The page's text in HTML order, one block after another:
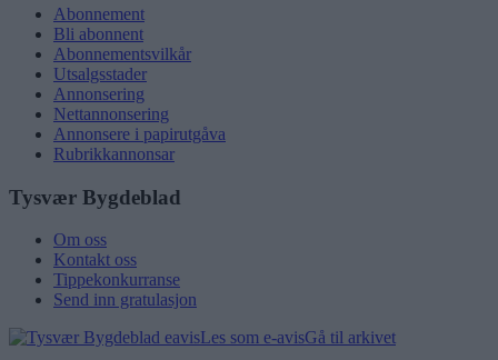
Abonnement
Bli abonnent
Abonnementsvilkår
Utsalgsstader
Annonsering
Nettannonsering
Annonsere i papirutgåva
Rubrikkannonsar
Tysvær Bygdeblad
Om oss
Kontakt oss
Tippekonkurranse
Send inn gratulasjon
Les som e-avisGå til arkivet